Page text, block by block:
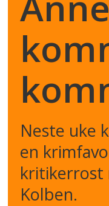
Neste uke
en
Kolben.